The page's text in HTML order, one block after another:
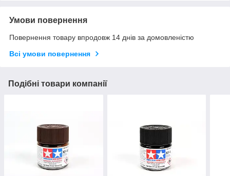
Умови повернення
Повернення товару впродовж 14 днів за домовленістю
Всі умови повернення
Подібні товари компанії